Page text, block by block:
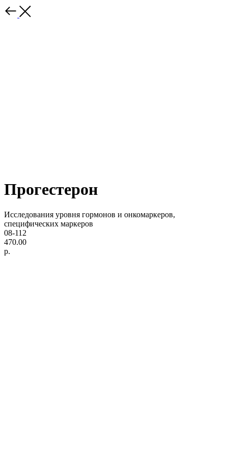
Прогестерон
Исследования уровня гормонов и онкомаркеров,
специфических маркеров
08-112
470.00
р.